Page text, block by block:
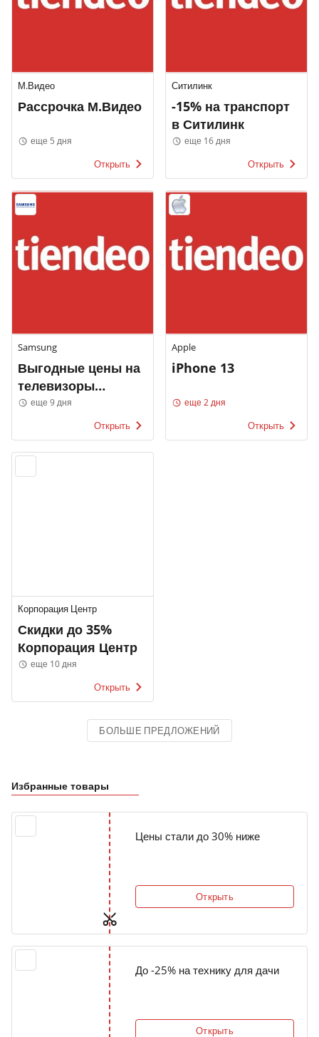
М.Видео
Рассрочка М.Видео
еще 5 дня
Открыть
Ситилинк
-15% на транспорт
в Ситилинк
еще 16 дня
Открыть
Samsung
Выгодные цены на
телевизоры
Samsung
еще 9 дня
Открыть
Apple
iPhone 13
еще 2 дня
Открыть
Корпорация Центр
Скидки до 35%
Корпорация Центр
еще 10 дня
Открыть
БОЛЬШЕ ПРЕДЛОЖЕНИЙ
Избранные товары
Цены стали до 30% ниже
Открыть
До -25% на технику для дачи
Открыть